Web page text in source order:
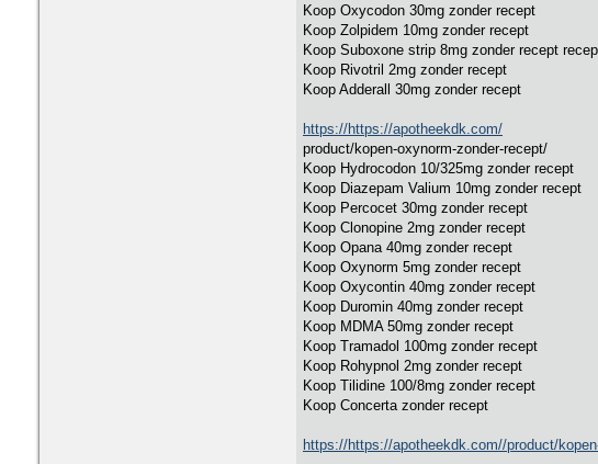
Koop Oxycodon 30mg zonder recept
Koop Zolpidem 10mg zonder recept
Koop Suboxone strip 8mg zonder recept
Koop Rivotril 2mg zonder recept
Koop Adderall 30mg zonder recept
https://https://apotheekdk.com/
product/kopen-oxynorm-zonder-recept/
Koop Hydrocodon 10/325mg zonder recept
Koop Diazepam Valium 10mg zonder recept
Koop Percocet 30mg zonder recept
Koop Clonopine 2mg zonder recept
Koop Opana 40mg zonder recept
Koop Oxynorm 5mg zonder recept
Koop Oxycontin 40mg zonder recept
Koop Duromin 40mg zonder recept
Koop MDMA 50mg zonder recept
Koop Tramadol 100mg zonder recept
Koop Rohypnol 2mg zonder recept
Koop Tilidine 100/8mg zonder recept
Koop Concerta zonder recept
https://https://apotheekdk.com//product/